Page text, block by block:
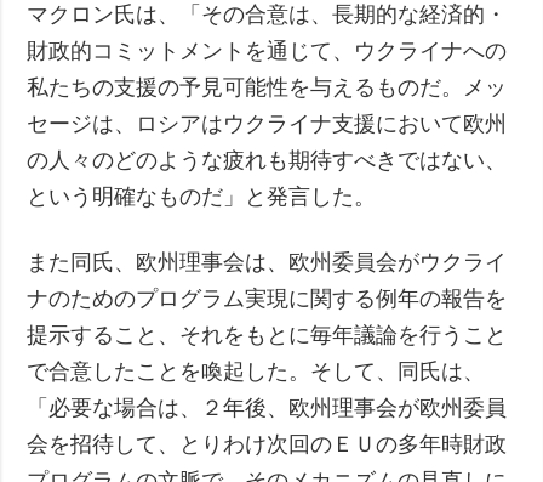
マクロン氏は、「その合意は、長期的な経済的・
財政的コミットメントを通じて、ウクライナへの
私たちの支援の予見可能性を与えるものだ。メッ
セージは、ロシアはウクライナ支援において欧州
の人々のどのような疲れも期待すべきではない、
という明確なものだ」と発言した。
また同氏、欧州理事会は、欧州委員会がウクライ
ナのためのプログラム実現に関する例年の報告を
提示すること、それをもとに毎年議論を行うこと
で合意したことを喚起した。そして、同氏は、
「必要な場合は、２年後、欧州理事会が欧州委員
会を招待して、とりわけ次回のＥＵの多年時財政